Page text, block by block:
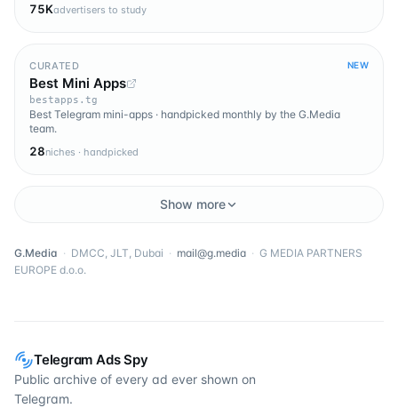
Telegram Ads Spy
Public archive of every ad ever shown on
Telegram.
75Kadvertisers to study
CURATED NEW
Best Mini Apps
bestapps.tg
Best Telegram mini-apps · handpicked monthly by the G.Media
team.
28niches · handpicked
Show more
G.Media · DMCC, JLT, Dubai · mail@g.media · G MEDIA PARTNERS
EUROPE d.o.o.